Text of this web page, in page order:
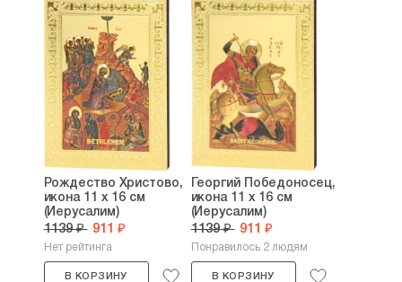
Рождество Христово,
икона 11 х 16 см
(Иерусалим)
1139 ₽ 911 ₽
Нет рейтинга
В КОРЗИНУ
Георгий Победоносец,
икона 11 х 16 см
(Иерусалим)
1139 ₽ 911 ₽
Понравилось 2 людям
В КОРЗИНУ